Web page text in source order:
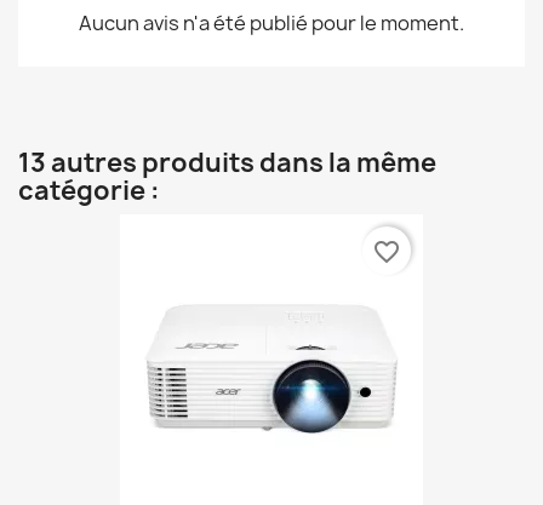
Aucun avis n'a été publié pour le moment.
13 autres produits dans la même
catégorie :
favorite_border